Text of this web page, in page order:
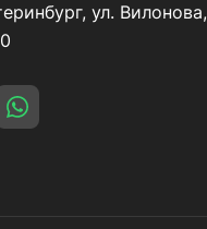
ул.